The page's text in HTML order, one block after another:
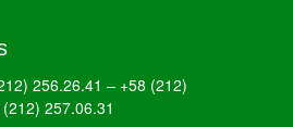
256.26.41 – +58 (212)
257.06.31